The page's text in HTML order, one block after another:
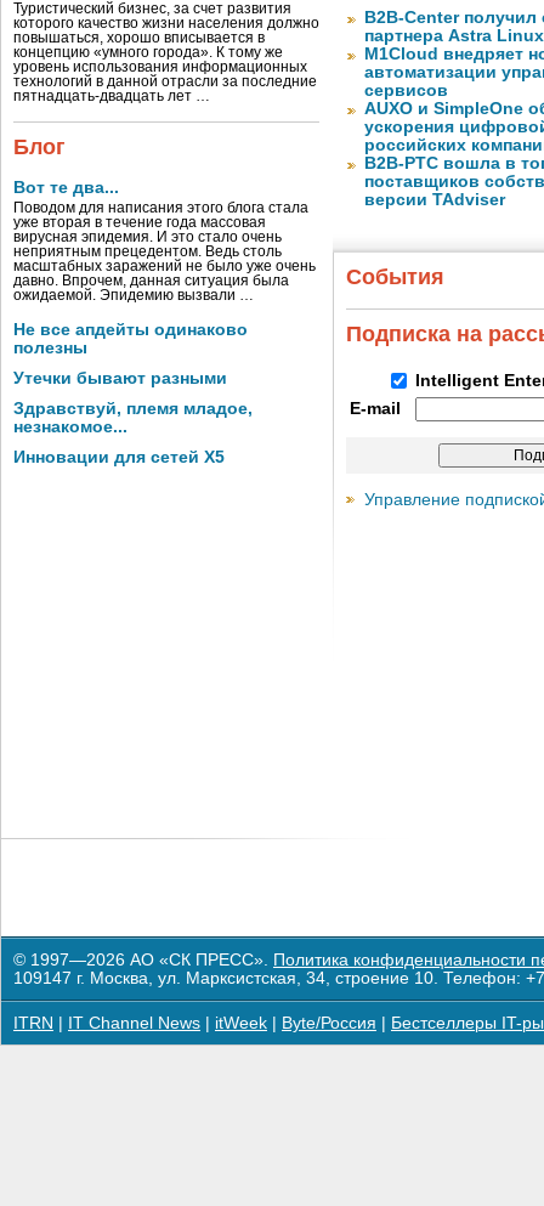
Туристический бизнес, за счет развития
которого качество жизни населения должно
повышаться, хорошо вписывается в
концепцию «умного города». К тому же
уровень использования информационных
технологий в данной отрасли за последние
пятнадцать-двадцать лет …
Блог
Вот те два...
Поводом для написания этого блога стала
уже вторая в течение года массовая
вирусная эпидемия. И это стало очень
неприятным прецедентом. Ведь столь
масштабных заражений не было уже очень
давно. Впрочем, данная ситуация была
ожидаемой. Эпидемию вызвали …
Не все апдейты одинаково
полезны
Утечки бывают разными
Здравствуй, племя младое,
незнакомое...
Инновации для сетей X5
B2B-Center получил
партнера Astra Linux
M1Cloud внедряет
автоматизации
сервисов
AUXO и SimpleOne
ускорения
российских
B2B-РТС вошла в
поставщиков
версии TAdviser
События
Подписка на
Intelligent
E-mail
Управление
© 1997—2026 АО «СК ПРЕСС». Политика конфиденциальности
109147 г. Москва, ул. Марксистская, 34, строение 10. Телефон:
ITRN IT Channel News itWeek Byte/Россия Бестселлеры IT-